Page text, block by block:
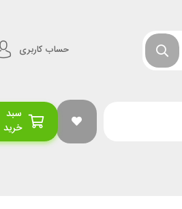
حساب کاربری
سبد
خرید